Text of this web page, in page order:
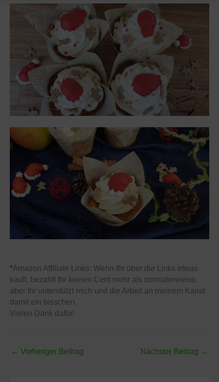
*Amazon Affiliate Links: Wenn Ihr über die Links etwas
kauft, bezahlt Ihr keinen Cent mehr als normalerweise,
aber Ihr unterstützt mich und die Arbeit an meinem Kanal
damit ein bisschen.
Vielen Dank dafür!
← Vorheriger Beitrag Nächster Beitrag →